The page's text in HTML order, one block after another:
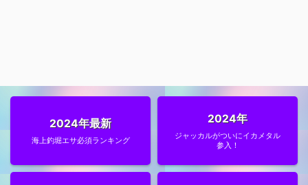
2024年最新
海上釣堀エサ必須ランキング
2024年
ジャッカルがついにイカメタル
参入！